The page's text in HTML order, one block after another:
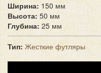
Ширина:150 мм
Высота: 50 мм
Глубина:25 мм
Тип: Жесткие футляры